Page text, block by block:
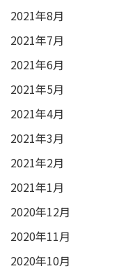
2021年8月
2021年7月
2021年6月
2021年5月
2021年4月
2021年3月
2021年2月
2021年1月
2020年12月
2020年11月
2020年10月